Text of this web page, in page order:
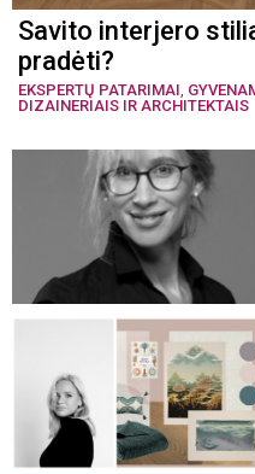
Savito interjero
pradėti?
EKSPERTŲ PATARIMAI
DIZAINERIAIS IR ARCHITEKTAIS